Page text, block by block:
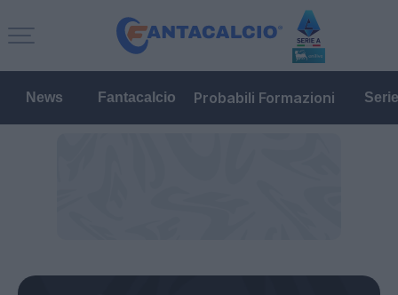
News Fantacalcio Probabili Formazioni